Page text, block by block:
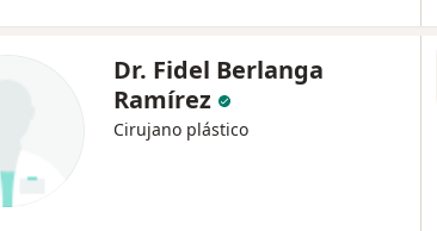
Dr. Fidel Berlanga
Ramírez
Cirujano plástico